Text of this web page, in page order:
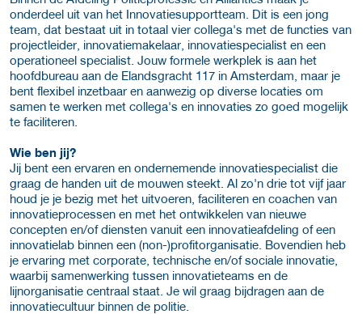
onderdeel uit van het Innovatiesupportteam. Dit is een jong
team, dat bestaat uit in totaal vier collega's met de functies van
projectleider, innovatiemakelaar, innovatiespecialist en een
operationeel specialist. Jouw formele werkplek is aan het
hoofdbureau aan de Elandsgracht 117 in Amsterdam, maar je
bent flexibel inzetbaar en aanwezig op diverse locaties om
samen te werken met collega's en innovaties zo goed mogelijk
te faciliteren.
Wie ben jij?
Jij bent een ervaren en ondernemende innovatiespecialist die
graag de handen uit de mouwen steekt. Al zo'n drie tot vijf jaar
houd je je bezig met het uitvoeren, faciliteren en coachen van
innovatieprocessen en met het ontwikkelen van nieuwe
concepten en/of diensten vanuit een innovatieafdeling of een
innovatielab binnen een (non-)profitorganisatie. Bovendien heb
je ervaring met corporate, technische en/of sociale innovatie,
waarbij samenwerking tussen innovatieteams en de
lijnorganisatie centraal staat. Je wil graag bijdragen aan de
innovatiecultuur binnen de politie.